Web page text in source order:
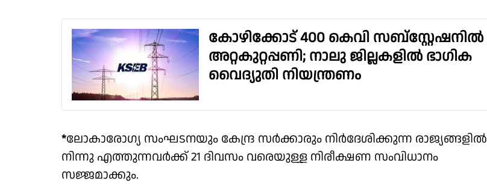
കോഴിക്കോട് 400 കെവി സബ്സ്റ്റേഷനിൽ
അറ്റകുറ്റപ്പണി; നാലു ജില്ലകളില്‍ ഭാഗിക
വൈദ്യുതി നിയന്ത്രണം
*ലോകാരോഗ്യ സംഘടനയും കേന്ദ്ര സർക്കാരും നിർദേശിക്കുന്ന രാജ്യങ്ങളിൽ
നിന്നു എത്തുന്നവര്‍ക്ക് 21 ദിവസം വരെയുള്ള നിരീക്ഷണ സംവിധാനം
സജ്ജമാക്കും.